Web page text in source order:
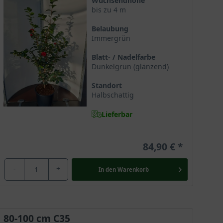
sowie Parkanlagen. Ihre rote Blüte überrascht den
Mit etwas Unterstützung an kalten Tagen
von Extravaganz.
stammt ursprünglich aus Ostasien. Sie
bis zu 4 m
Belaubung
Immergrün
Blatt- / Nadelfarbe
Dunkelgrün (glänzend)
Standort
Halbschattig
Lieferbar
84,90 €
- + In den Warenkorb
80-100 cm C35